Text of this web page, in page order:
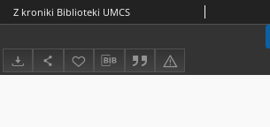
Z kroniki Biblioteki UMCS